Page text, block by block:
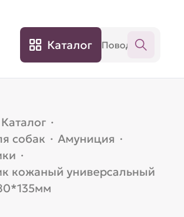
Каталог
Каталог ·
собак · Амуниция ·
·
кожаный универсальный